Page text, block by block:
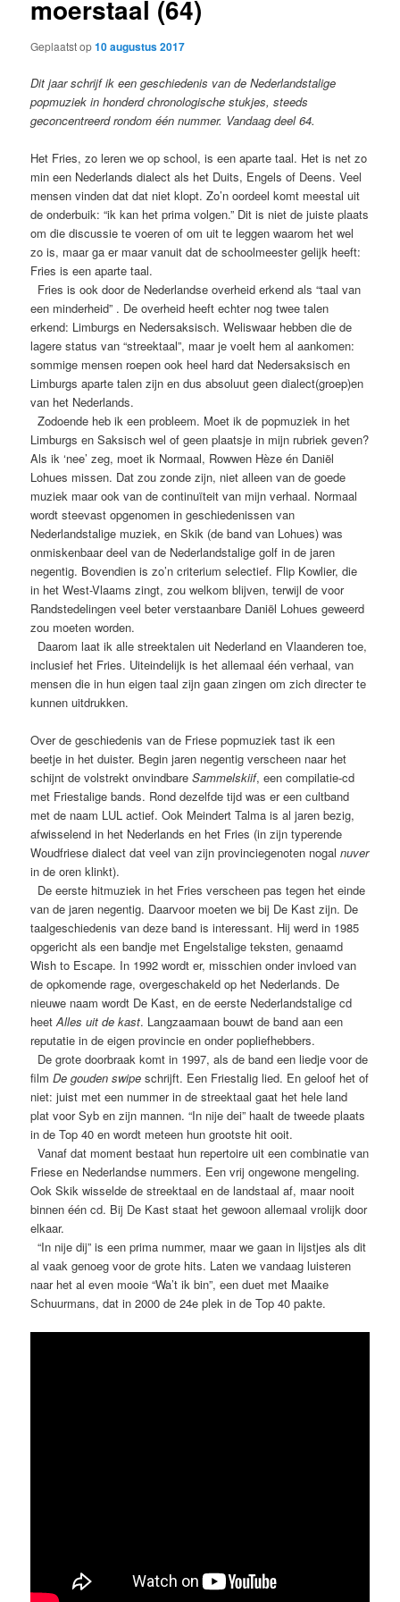
moerstaal (64)
Geplaatst op10 augustus 2017
Dit jaar schrijf ik een geschiedenis van de Nederlandstalige
popmuziek in honderd chronologische stukjes, steeds
geconcentreerd rondom één nummer. Vandaag deel 64.
Het Fries, zo leren we op school, is een aparte taal. Het is net zo
min een Nederlands dialect als het Duits, Engels of Deens. Veel
mensen vinden dat dat niet klopt. Zo’n oordeel komt meestal uit
de onderbuik: “ik kan het prima volgen.” Dit is niet de juiste plaats
om die discussie te voeren of om uit te leggen waarom het wel
zo is, maar ga er maar vanuit dat de schoolmeester gelijk heeft:
Fries is een aparte taal.
Fries is ook door de Nederlandse overheid erkend als “taal van
een minderheid” . De overheid heeft echter nog twee talen
erkend: Limburgs en Nedersaksisch. Weliswaar hebben die de
lagere status van “streektaal”, maar je voelt hem al aankomen:
sommige mensen roepen ook heel hard dat Nedersaksisch en
Limburgs aparte talen zijn en dus absoluut geen dialect(groep)en
van het Nederlands.
Zodoende heb ik een probleem. Moet ik de popmuziek in het
Limburgs en Saksisch wel of geen plaatsje in mijn rubriek geven?
Als ik ‘nee’ zeg, moet ik Normaal, Rowwen Hèze én Daniël
Lohues missen. Dat zou zonde zijn, niet alleen van de goede
muziek maar ook van de continuïteit van mijn verhaal. Normaal
wordt steevast opgenomen in geschiedenissen van
Nederlandstalige muziek, en Skik (de band van Lohues) was
onmiskenbaar deel van de Nederlandstalige golf in de jaren
negentig. Bovendien is zo’n criterium selectief. Flip Kowlier, die
in het West-Vlaams zingt, zou welkom blijven, terwijl de voor
Randstedelingen veel beter verstaanbare Daniël Lohues geweerd
zou moeten worden.
Daarom laat ik alle streektalen uit Nederland en Vlaanderen toe,
inclusief het Fries. Uiteindelijk is het allemaal één verhaal, van
mensen die in hun eigen taal zijn gaan zingen om zich directer te
kunnen uitdrukken.
Over de geschiedenis van de Friese popmuziek tast ik een
beetje in het duister. Begin jaren negentig verscheen naar het
schijnt de volstrekt onvindbareSammelskiif, een compilatie-cd
met Friestalige bands. Rond dezelfde tijd was er een cultband
met de naam LUL actief. Ook Meindert Talma is al jaren bezig,
afwisselend in het Nederlands en het Fries (in zijn typerende
Woudfriese dialect dat veel van zijn provinciegenoten nogalnuver
in de oren klinkt).
De eerste hitmuziek in het Fries verscheen pas tegen het einde
van de jaren negentig. Daarvoor moeten we bij De Kast zijn. De
taalgeschiedenis van deze band is interessant. Hij werd in 1985
opgericht als een bandje met Engelstalige teksten, genaamd
Wish to Escape. In 1992 wordt er, misschien onder invloed van
de opkomende rage, overgeschakeld op het Nederlands. De
nieuwe naam wordt De Kast, en de eerste Nederlandstalige cd
heetAlles uit de kast. Langzaamaan bouwt de band aan een
reputatie in de eigen provincie en onder popliefhebbers.
De grote doorbraak komt in 1997, als de band een liedje voor de
filmDe gouden swipe schrijft. Een Friestalig lied. En geloof het of
niet: juist met een nummer in de streektaal gaat het hele land
plat voor Syb en zijn mannen. “In nije dei” haalt de tweede plaats
in de Top 40 en wordt meteen hun grootste hit ooit.
Vanaf dat moment bestaat hun repertoire uit een combinatie van
Friese en Nederlandse nummers. Een vrij ongewone mengeling.
Ook Skik wisselde de streektaal en de landstaal af, maar nooit
binnen één cd. Bij De Kast staat het gewoon allemaal vrolijk door
elkaar.
“In nije dij” is een prima nummer, maar we gaan in lijstjes als dit
al vaak genoeg voor de grote hits. Laten we vandaag luisteren
naar het al even mooie “Wa’t ik bin”, een duet met Maaike
Schuurmans, dat in 2000 de 24e plek in de Top 40 pakte.